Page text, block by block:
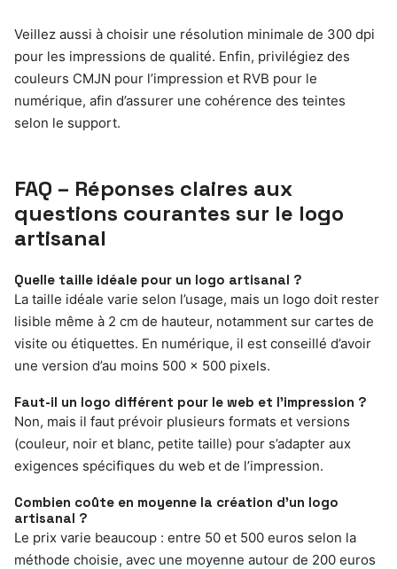
Veillez aussi à choisir une résolution minimale de 300 dpi
pour les impressions de qualité. Enfin, privilégiez des
couleurs CMJN pour l’impression et RVB pour le
numérique, afin d’assurer une cohérence des teintes
selon le support.
FAQ – Réponses claires aux
questions courantes sur le logo
artisanal
Quelle taille idéale pour un logo artisanal ?
La taille idéale varie selon l’usage, mais un logo doit rester
lisible même à 2 cm de hauteur, notamment sur cartes de
visite ou étiquettes. En numérique, il est conseillé d’avoir
une version d’au moins 500 x 500 pixels.
Faut-il un logo différent pour le web et l’impression ?
Non, mais il faut prévoir plusieurs formats et versions
(couleur, noir et blanc, petite taille) pour s’adapter aux
exigences spécifiques du web et de l’impression.
Combien coûte en moyenne la création d’un logo
artisanal ?
Le prix varie beaucoup : entre 50 et 500 euros selon la
méthode choisie, avec une moyenne autour de 200 euros